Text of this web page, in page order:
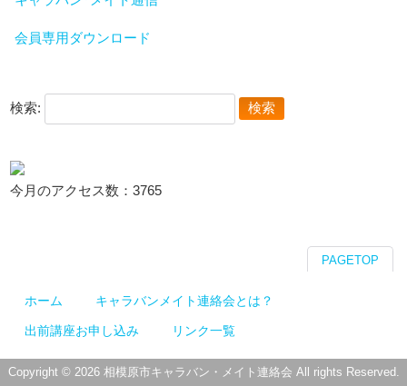
会員専用ダウンロード
検索:
今月のアクセス数：3765
PAGETOP
ホーム キャラバンメイト連絡会とは？
出前講座お申し込み リンク一覧
Copyright © 2026 相模原市キャラバン・メイト連絡会 All rights Reserved.